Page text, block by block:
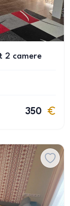
2 camere
350